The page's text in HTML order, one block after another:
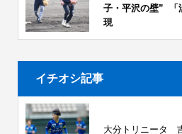
子・平沢の壁” 「
現
イチオシ記事
大分トリニータ